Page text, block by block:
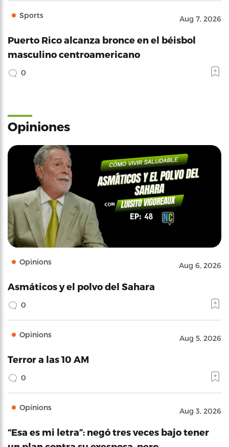
Sports Aug 7, 2026
Puerto Rico alcanza bronce en el béisbol
masculino centroamericano
0
Opiniones
Opinions Aug 6, 2026
Asmáticos y el polvo del Sahara
0
Opinions Aug 5, 2026
Terror a las 10 AM
0
Opinions Aug 3, 2026
“Esa es mi letra”: negó tres veces bajo tener